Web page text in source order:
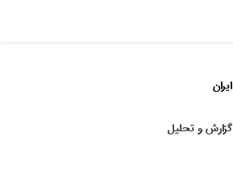
ایران
گزارش و تحلیل